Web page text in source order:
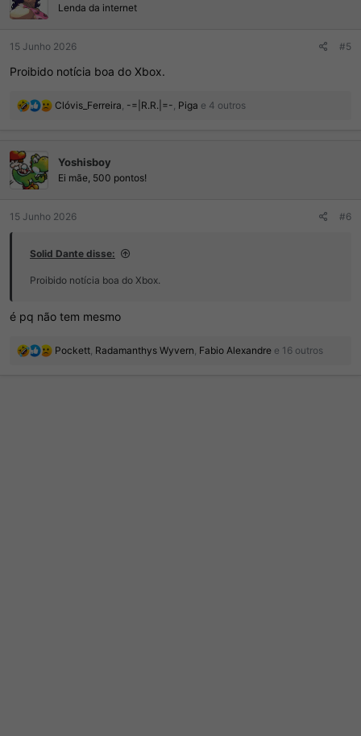
e
s
Lenda da internet
15 Junho 2026 #5
Proibido notícia boa do Xbox.
R
õ
e
Clóvis_Ferreira, -=|R.R.|=-, Piga e 4 outros
Yoshisboy
Ei mãe, 500 pontos!
15 Junho 2026 #6
Solid Dante disse:
Proibido notícia boa do Xbox.
é pq não tem mesmo
R
Pockett, Radamanthys Wyvern, Fabio Alexandre e 16 outros